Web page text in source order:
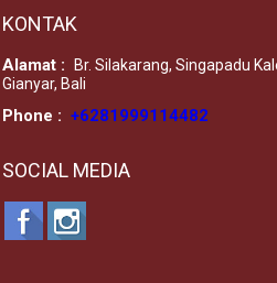
KONTAK
Alamat :
Br. Silakarang, Singapadu
Gianyar, Bali
Phone : +6281999114482
SOCIAL MEDIA